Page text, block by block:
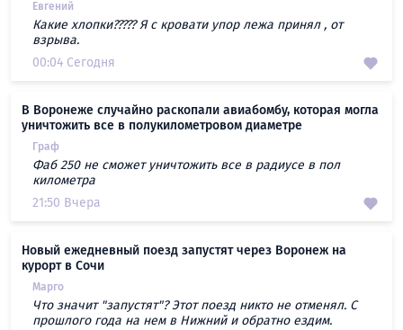
Евгений
Какие хлопки????? Я с кровати упор лежа принял , от
взрыва.
00:04 Сегодня
В Воронеже случайно раскопали авиабомбу, которая могла
уничтожить все в полукилометровом диаметре
Граф
Фаб 250 не сможет уничтожить все в радиусе в пол
километра
21:50 Вчера
Новый ежедневный поезд запустят через Воронеж на
курорт в Сочи
Марго
Что значит "запустят"? Этот поезд никто не отменял. С
прошлого года на нем в Нижний и обратно ездим.